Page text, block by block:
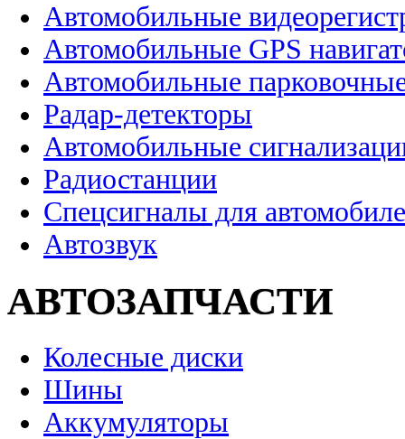
Автомобильные
Автомобильные GPS
Автомобильные
Радар-детекторы
Автомобильные
Радиостанции
Спецсигналы для
Автозвук
АВТОЗАПЧАСТИ
Колесные диски
Шины
Аккумуляторы